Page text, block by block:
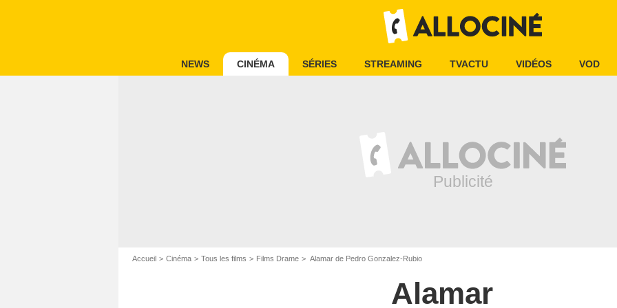
NEWS CINÉMA SÉRIES STREAMING TVACTU VIDÉOS VOD
Accueil Cinéma Tous les films Films Drame Alamar de Pedro Gonzalez-Rubio
Alamar